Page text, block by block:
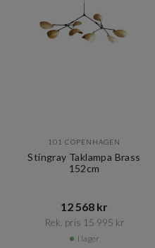
101 COPENHAGEN
Stingray Taklampa Brass
152cm
12 568 kr​​
Rek. pris 15 995 kr​​
I lager